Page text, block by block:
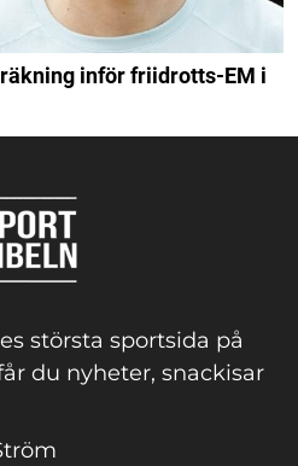
inför friidrotts-EM i
största sportsida på
du nyheter, snackisar